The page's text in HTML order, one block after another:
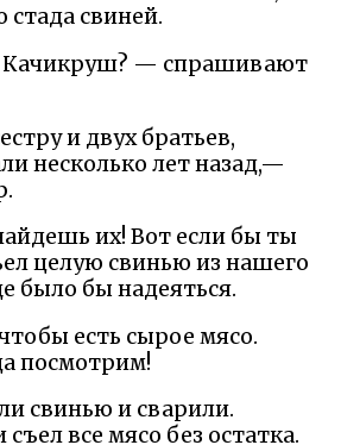
свиней.
— спрашивают
и двух братьев,
несколько лет назад,—
их! Вот если бы ты
целую свинью из нашего
было бы надеяться.
есть сырое мясо.
посмотрим!
свинью и сварили.
все мясо без остатка.